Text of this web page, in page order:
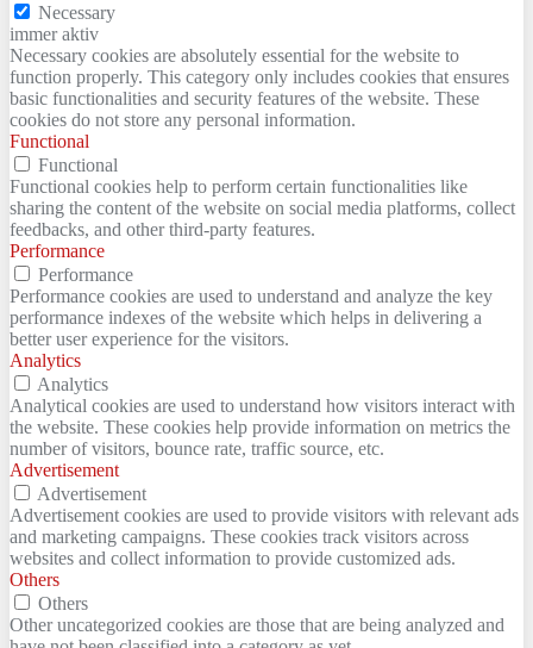
Necessary
immer aktiv
Necessary cookies are absolutely essential for the website to
function properly. This category only includes cookies that ensures
basic functionalities and security features of the website. These
cookies do not store any personal information.
Functional
Functional
Functional cookies help to perform certain functionalities like
sharing the content of the website on social media platforms, collect
feedbacks, and other third-party features.
Performance
Performance
Performance cookies are used to understand and analyze the key
performance indexes of the website which helps in delivering a
better user experience for the visitors.
Analytics
Analytics
Analytical cookies are used to understand how visitors interact with
the website. These cookies help provide information on metrics the
number of visitors, bounce rate, traffic source, etc.
Advertisement
Advertisement
Advertisement cookies are used to provide visitors with relevant ads
and marketing campaigns. These cookies track visitors across
websites and collect information to provide customized ads.
Others
Others
Other uncategorized cookies are those that are being analyzed and